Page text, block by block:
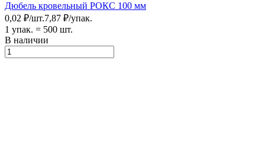
Дюбель кровельный РОКС 100 мм
0,02 ₽/шт.7,87 ₽/упак.
1 упак. = 500 шт.
В наличии